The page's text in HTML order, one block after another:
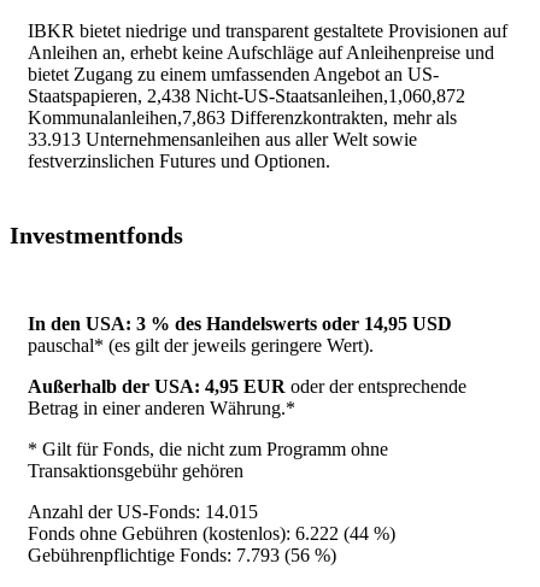
IBKR bietet niedrige und transparent gestaltete Provisionen auf
Anleihen an, erhebt keine Aufschläge auf Anleihenpreise und
bietet Zugang zu einem umfassenden Angebot an US-
Staatspapieren, 2,438 Nicht-US-Staatsanleihen,1,060,872
Kommunalanleihen,7,863 Differenzkontrakten, mehr als
33.913 Unternehmensanleihen aus aller Welt sowie
festverzinslichen Futures und Optionen.
Investmentfonds
In den USA: 3 % des Handelswerts oder 14,95 USD
pauschal* (es gilt der jeweils geringere Wert).
Außerhalb der USA: 4,95 EUR oder der entsprechende
Betrag in einer anderen Währung.*
* Gilt für Fonds, die nicht zum Programm ohne
Transaktionsgebühr gehören
Anzahl der US-Fonds: 14.015
Fonds ohne Gebühren (kostenlos): 6.222 (44 %)
Gebührenpflichtige Fonds: 7.793 (56 %)